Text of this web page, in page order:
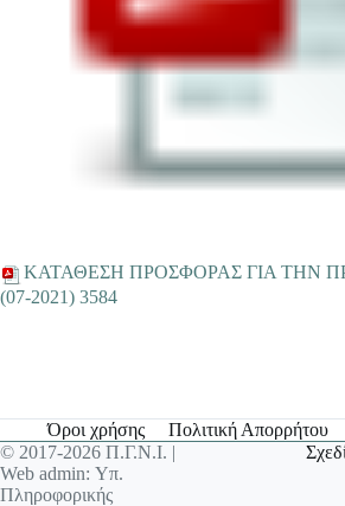
ΚΑΤΑΘΕΣΗ ΠΡΟΣΦΟΡΑΣ ΓΙΑ ΤΗΝ
(07-2021) 3584
Όροι χρήσης Πολιτική Απορρήτου
© 2017-2026 Π.Γ.Ν.Ι. |
Web admin: Υπ.
Πληροφορικής